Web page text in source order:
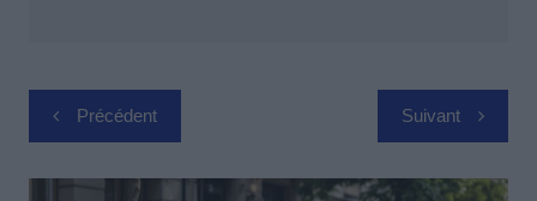
Navigation
de
l’article
Précédent Suivant